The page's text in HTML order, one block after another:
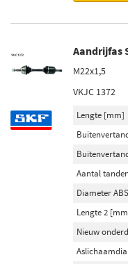
Aandrijfas
M22x1,5
VKJC 1372
Lengte [mm]
Aantal
Diameter
Lengte 2
Nieuw